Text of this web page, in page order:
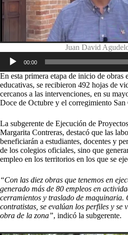
Juan David
Reproductor
audio
00:00
En esta primera etapa de inicio de obras
educativas, se recibieron 492 hojas de
cercanos a las intervenciones, en su
Doce de Octubre y el corregimiento San
La subgerente de Ejecución de
Margarita Contreras, destacó que las
beneficiarán a estudiantes, docentes y
de los colegios oficiales, sino que
empleo en los territorios en los que se
“Con las diez obras que tenemos en
generado más de 80 empleos en
cerramientos y traslado de maquinaria.
contratistas, se evalúan los perfiles y se
obra de la zona”, indicó la subgerente.